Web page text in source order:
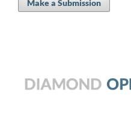
Make a Submission